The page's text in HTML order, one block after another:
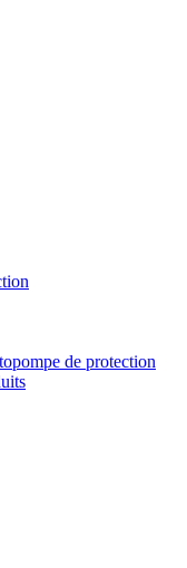
de protection